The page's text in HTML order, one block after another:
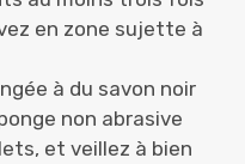
en zone sujette à
à du savon noir
non abrasive
et veillez à bien